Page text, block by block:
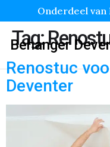
Onderdeel van
Behanger
Tag:
Renostuc
Deventer